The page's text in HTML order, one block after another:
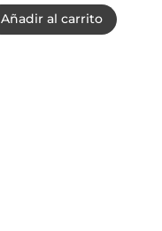
Añadir al carrito